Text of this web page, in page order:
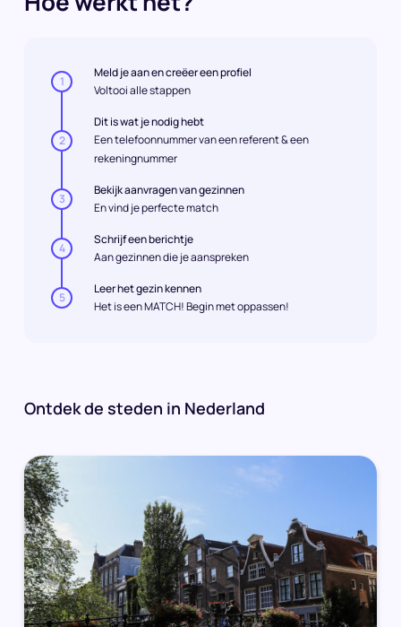
1
Meld je aan en creëer een profiel
Voltooi alle stappen
2
Dit is wat je nodig hebt
Een telefoonnummer van een referent & een
rekeningnummer
3
Bekijk aanvragen van gezinnen
En vind je perfecte match
4
Schrijf een berichtje
Aan gezinnen die je aanspreken
5
Leer het gezin kennen
Het is een MATCH! Begin met oppassen!
Ontdek de steden in Nederland